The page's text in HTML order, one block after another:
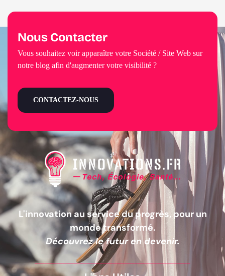
L'innovation au service du progrès, pour un
monde transformé.
Découvrez le futur en devenir.
Nous Contacter
Vous souhaitez voir apparaître votre Société / Site Web sur
notre blog afin d'augmenter votre visibilité ?
CONTACTEZ-NOUS